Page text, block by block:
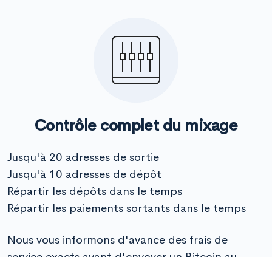
Contrôle complet du mixage
Jusqu'à 20 adresses de sortie
Jusqu'à 10 adresses de dépôt
Répartir les dépôts dans le temps
Répartir les paiements sortants dans le temps
Nous vous informons d'avance des frais de